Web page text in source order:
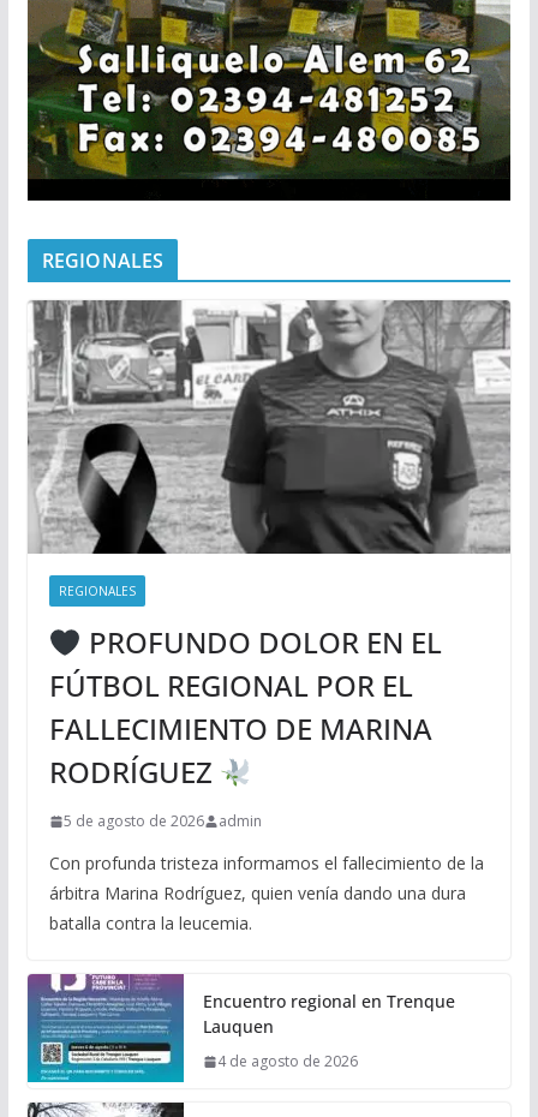
REGIONALES
REGIONALES
PROFUNDO DOLOR EN EL
FÚTBOL REGIONAL POR EL
FALLECIMIENTO DE MARINA
RODRÍGUEZ
5 de agosto de 2026 admin
Con profunda tristeza informamos el fallecimiento de la
árbitra Marina Rodríguez, quien venía dando una dura
batalla contra la leucemia.
Encuentro regional en Trenque
Lauquen
4 de agosto de 2026